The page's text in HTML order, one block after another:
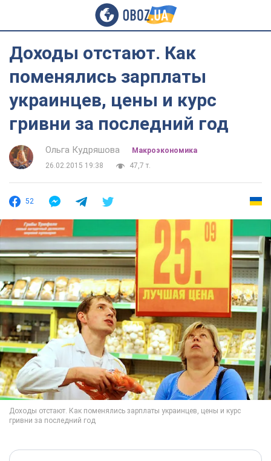
Доходы отстают. Как
поменялись зарплаты
украинцев, цены и курс
гривни за последний год
Ольга Кудряшова
Mакроэкономика
26.02.2015 19:38
47,7 т.
52